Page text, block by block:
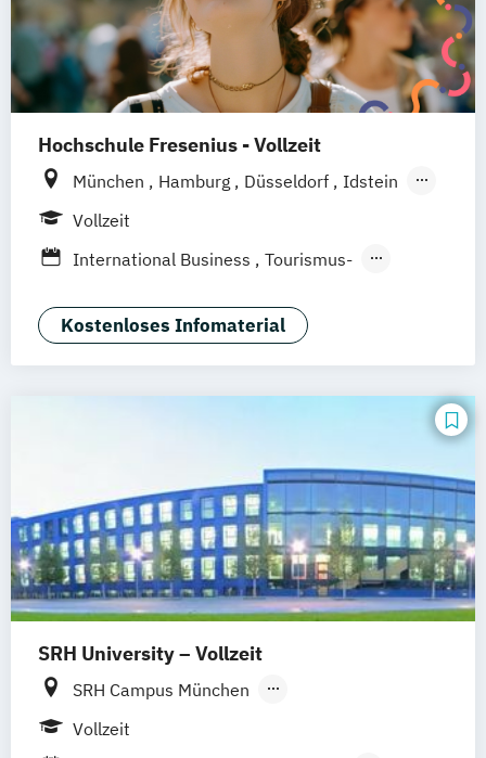
Hochschule Fresenius - Vollzeit
München Hamburg Düsseldorf
Idstein
Berlin
Braunschweig Erfurt
Vollzeit
International Business
Tourismus-
Kostenloses Infomaterial
SRH University – Vollzeit
SRH Campus München
SRH Campus Heidelberg
Vollzeit